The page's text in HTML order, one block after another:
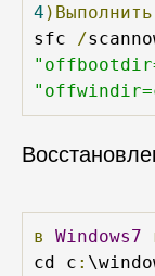
4 )Выполнить
sfc
/
в Windows7
cd c :